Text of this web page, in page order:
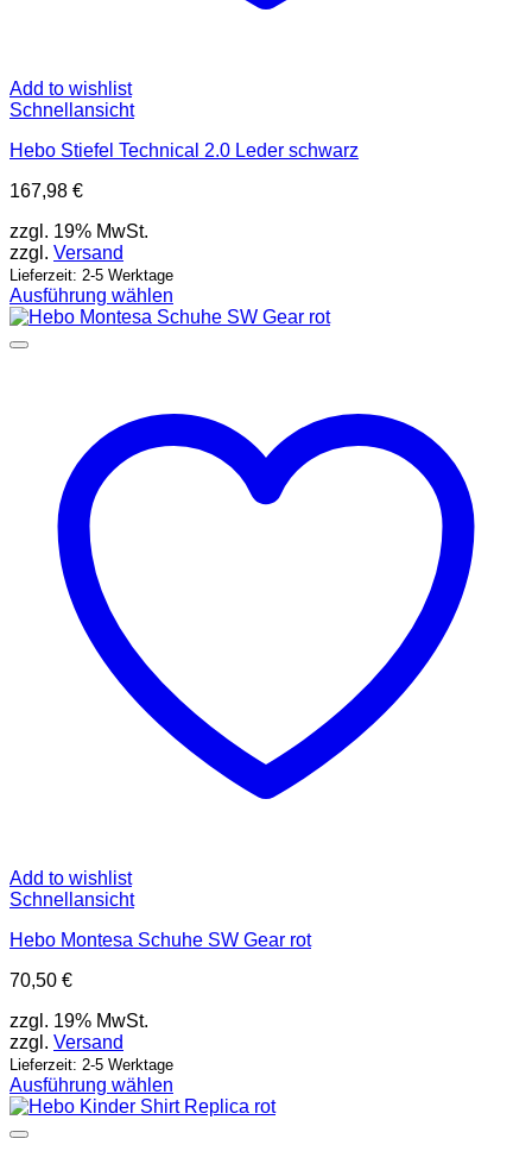
Add to wishlist
Schnellansicht
Hebo Stiefel Technical 2.0 Leder schwarz
167,98 €
zzgl. 19% MwSt.
zzgl. Versand
Lieferzeit: 2-5 Werktage
Ausführung wählen
Dieses
Produkt
Optionen
können
Produktseite
gewählt
werden
Add to wishlist
Schnellansicht
Hebo Montesa Schuhe SW Gear rot
70,50 €
zzgl. 19% MwSt.
zzgl. Versand
Lieferzeit: 2-5 Werktage
Ausführung wählen
Dieses
Produkt